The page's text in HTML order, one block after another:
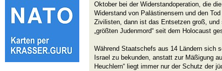
Oktober bei der Widerstandoperation, die
Widerstand von Palästinensern und den
Zivilisten, dann ist das Entsetzen groß,
„größten Judenmord“ seit dem Holocaust
Während Staatschefs aus 14 Ländern sich
Israel zu bekunden, anstatt zur Mäßigung
Heuchlern“ liegt immer nur der Schutz der